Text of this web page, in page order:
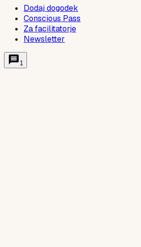
Dodaj dogodek
Conscious Pass
Za facilitatorje
Newsletter
1